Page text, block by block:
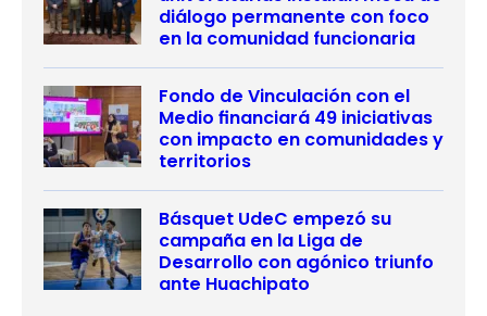
diálogo permanente con foco
en la comunidad funcionaria
Fondo de Vinculación con el
Medio financiará 49 iniciativas
con impacto en comunidades y
territorios
Básquet UdeC empezó su
campaña en la Liga de
Desarrollo con agónico triunfo
ante Huachipato